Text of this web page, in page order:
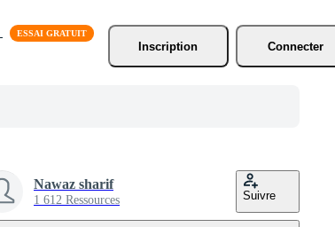
Inscription
Connecter
Nawaz sharif
1 612 Ressources Suivre